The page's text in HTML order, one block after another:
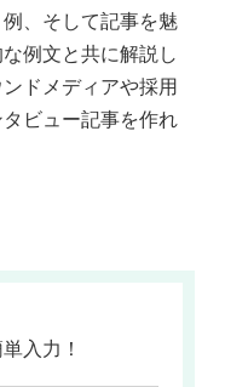
、そして記事を魅
例文と共に解説し
ドメディアや採用
ビュー記事を作れ
入力！